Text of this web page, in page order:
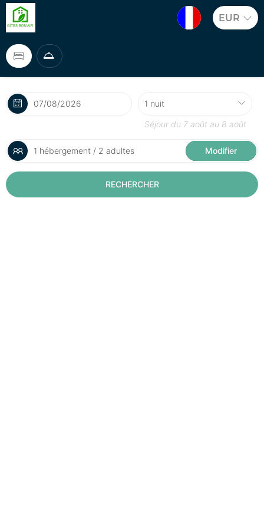
EUR
Séjour du 7 août au 8 août
1 hébergement / 2 adultes Modifier